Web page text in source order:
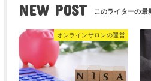
NEW POST
オンラインサロンの運営